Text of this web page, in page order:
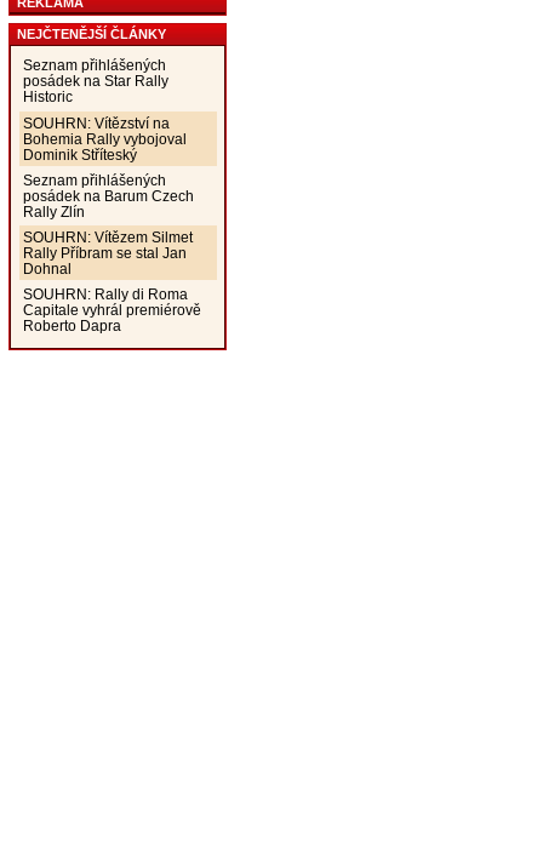
NEJČTENĚJŠÍ ČLÁNKY
Seznam přihlášených
posádek na Star Rally
Historic
SOUHRN: Vítězství na
Bohemia Rally vybojoval
Dominik Stříteský
Seznam přihlášených
posádek na Barum Czech
Rally Zlín
SOUHRN: Vítězem Silmet
Rally Příbram se stal Jan
Dohnal
SOUHRN: Rally di Roma
Capitale vyhrál premiérově
Roberto Dapra